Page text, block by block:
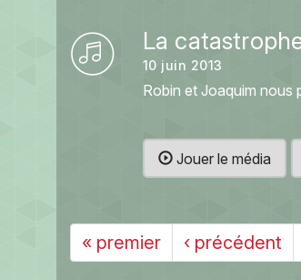
La
10 juin 2013
Robin et Joaquim nous
Jouer le média
« premier ‹ précédent